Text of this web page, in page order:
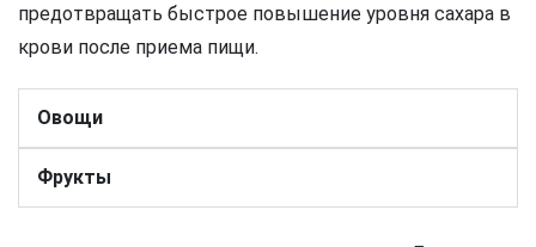
предотвращать быстрое повышение уровня сахара в
крови после приема пищи.
Овощи
Фрукты